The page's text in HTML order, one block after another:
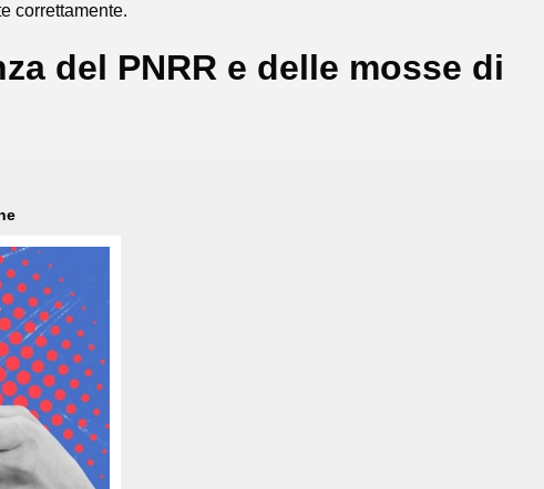
correttamente.
del PNRR e delle mosse di